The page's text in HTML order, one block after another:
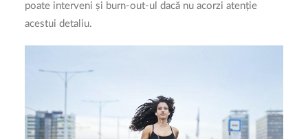
poate interveni și burn-out-ul dacă nu acorzi atenție
acestui detaliu.